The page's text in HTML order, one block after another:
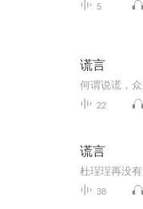
5
谎言
22
谎言
38